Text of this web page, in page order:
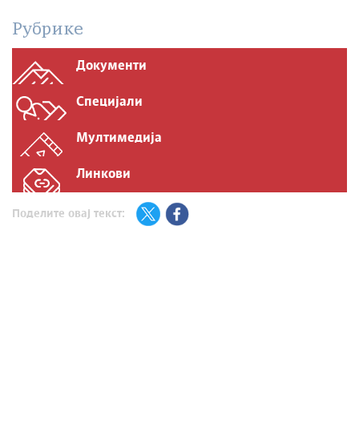
Рубрике
Документи
Специјали
Мултимедија
Линкови
Поделите овај текст: